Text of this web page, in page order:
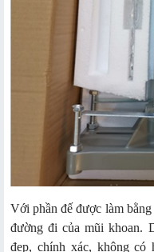
Với phần đế được làm
đường đi của mũi khoan.
đẹp, chính xác, không có